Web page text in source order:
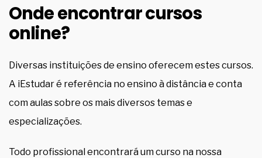
Onde encontrar cursos
online?
Diversas instituições de ensino oferecem estes cursos.
A iEstudar é referência no ensino à distância e conta
com aulas sobre os mais diversos temas e
especializações.
Todo profissional encontrará um curso na nossa